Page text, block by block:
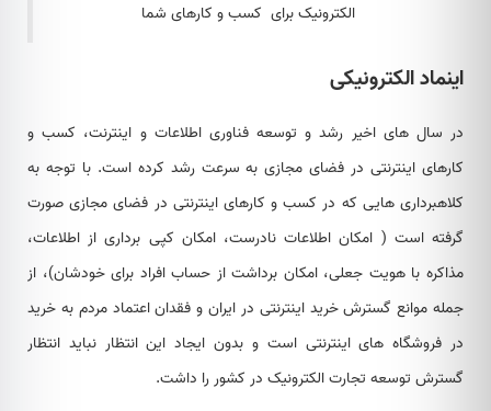
الکترونیک برای کسب و کارهای شما
اینماد الکترونیکی
در سال های اخیر رشد و توسعه فناوری اطلاعات و اینترنت، کسب و
کارهای اینترنتی در فضای مجازی به سرعت رشد کرده است. با توجه به
کلاهبرداری هایی که در کسب و کارهای اینترنتی در فضای مجازی صورت
گرفته است ( امکان اطلاعات نادرست، امکان کپی برداری از اطلاعات،
مذاکره با هویت جعلی، امکان برداشت از حساب افراد برای خودشان)، از
جمله موانع گسترش خرید اینترنتی در ایران و فقدان اعتماد مردم به خرید
در فروشگاه های اینترنتی است و بدون ایجاد این انتظار نباید انتظار
گسترش توسعه تجارت الکترونیک در کشور را داشت.